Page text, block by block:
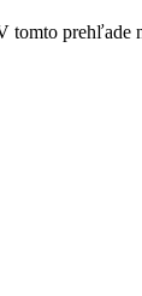
prehľade